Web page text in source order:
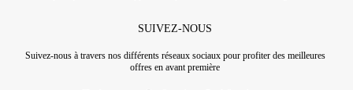
SUIVEZ-NOUS
Suivez-nous à travers nos différents réseaux sociaux pour profiter des meilleures
offres en avant première